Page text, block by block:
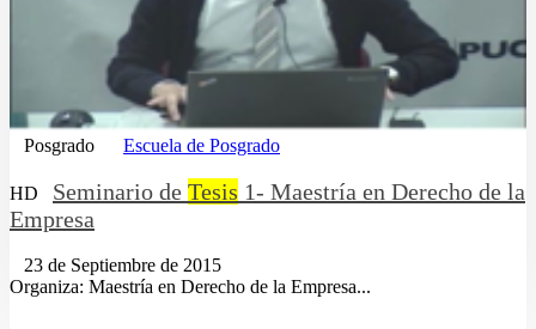
Posgrado Escuela de Posgrado
HD Seminario de Tesis 1- Maestría en Derecho de la
Empresa
23 de Septiembre de 2015
Organiza: Maestría en Derecho de la Empresa...